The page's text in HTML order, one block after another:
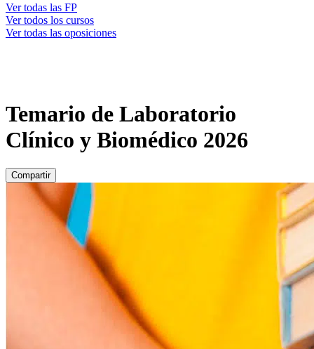
Ver todas las FP
Ver todos los cursos
Ver todas las oposiciones
Temario de Laboratorio
Clínico y Biomédico 2026
Compartir